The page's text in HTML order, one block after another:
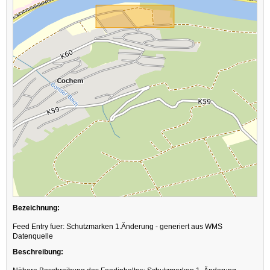
Bezeichnung:
Feed Entry fuer: Schutzmarken 1.Änderung - generiert aus WMS
Datenquelle
Beschreibung: